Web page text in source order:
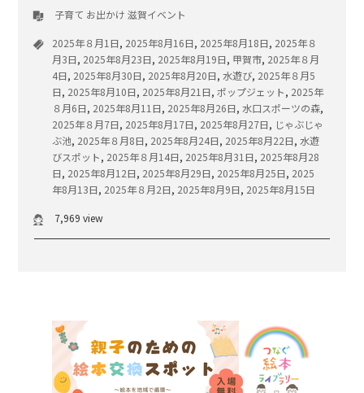
子育て お出かけ 滋賀イベント
2025年８月1日, 2025年8月16日, 2025年8月18日, 2025年８
月3日, 2025年8月23日, 2025年8月19日, 甲賀市, 2025年８月
4日, 2025年8月30日, 2025年8月20日,水遊び, 2025年８月5
日, 2025年8月10日, 2025年8月21日,ポップジェット, 2025年
８月6日, 2025年8月11日, 2025年8月26日,水口スポーツの森,
2025年８月7日, 2025年8月17日, 2025年8月27日, じゃぶじゃ
ぶ池, 2025年８月8日, 2025年8月24日, 2025年8月22日,水遊
びスポット, 2025年８月14日, 2025年8月31日, 2025年8月28
日, 2025年8月12日, 2025年8月29日, 2025年8月25日, 2025
年8月13日, 2025年８月2日, 2025年8月9日, 2025年8月15日
7,969 view